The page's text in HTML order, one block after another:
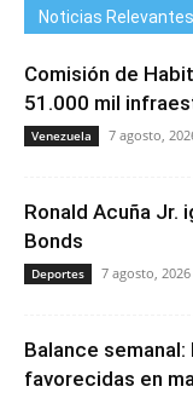
Noticias Relevantes
Comisión de
51.000 mil
Venezuela 7 agosto,
Ronald Acuña Jr.
Bonds
Deportes 7 agosto, 2026
Balance
favorecidas en